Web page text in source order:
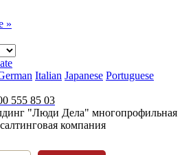
»
Italian Japanese Portuguese
555 85 03
"Люди Дела" многопрофильная
компания